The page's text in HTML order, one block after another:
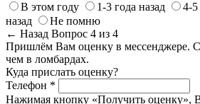
В этом году
1-3 года назад 4-5
назад
Не помню
← Назад Вопрос 4 из 4
Пришлём Вам оценку в мессенджере.
чем в ломбардах.
Куда прислать оценку?
Телефон *
Нажимая кнопку «Получить оценку»,